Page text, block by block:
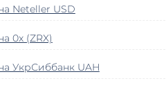
Neteller USD
0x (ZRX)
УкрСиббанк UAH